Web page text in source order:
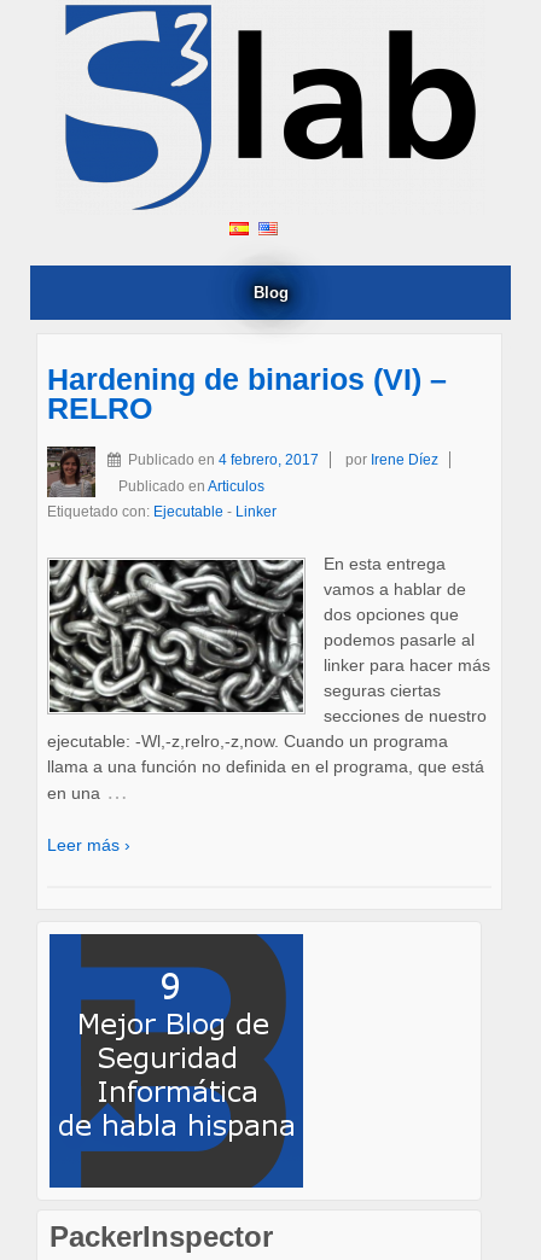
Blog
Hardening de binarios (VI) –
RELRO
Publicado en4 febrero, 2017 por Irene Díez
Publicado enArticulos
Etiquetado con: Ejecutable - Linker
En esta entrega
vamos a hablar de
dos opciones que
podemos pasarle al
linker para hacer más
seguras ciertas
secciones de nuestro
ejecutable: -Wl,-z,relro,-z,now. Cuando un programa
llama a una función no definida en el programa, que está
en una …
Leer más ›
PackerInspector